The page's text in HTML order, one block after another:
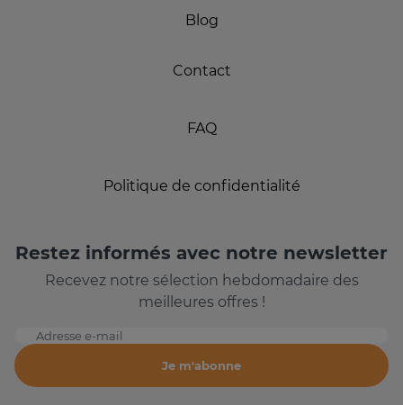
Blog
Contact
FAQ
Politique de confidentialité
Restez informés avec notre newsletter
Recevez notre sélection hebdomadaire des
meilleures offres !
Adresse e-mail
Je m'abonne